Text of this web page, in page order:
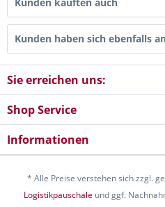
Kunden haben sich ebenfalls
Sie erreichen uns:
Shop Service
Informationen
* Alle Preise verstehen sich zzgl.
Logistikpauschale und ggf.